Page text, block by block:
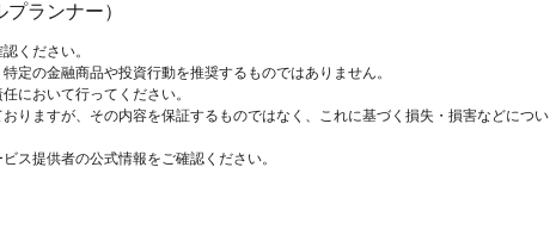
ランナー）
ください。
定の金融商品や投資行動を推奨するものではありません。
において行ってください。
りますが、その内容を保証するものではなく、これに基づく損失・損害などについ
ス提供者の公式情報をご確認ください。